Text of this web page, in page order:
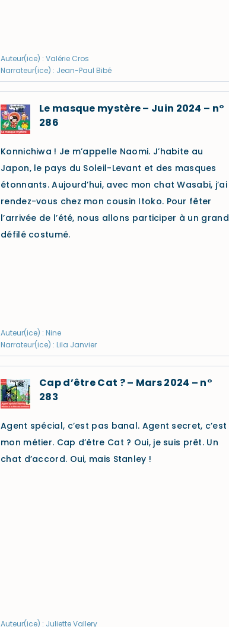
Auteur(ice) : Valérie Cros
Narrateur(ice) : Jean-Paul Bibé
Le masque mystère – Juin 2024 – n°
286
Konnichiwa ! Je m’appelle Naomi. J’habite au
Japon, le pays du Soleil-Levant et des masques
étonnants. Aujourd’hui, avec mon chat Wasabi, j’ai
rendez-vous chez mon cousin Itoko. Pour fêter
l’arrivée de l’été, nous allons participer à un grand
défilé costumé.
Auteur(ice) : Nine
Narrateur(ice) : Lila Janvier
Cap d’être Cat ? – Mars 2024 – n°
283
Agent spécial, c’est pas banal. Agent secret, c’est
mon métier. Cap d’être Cat ? Oui, je suis prêt. Un
chat d’accord. Oui, mais Stanley !
Auteur(ice) : Juliette Vallery